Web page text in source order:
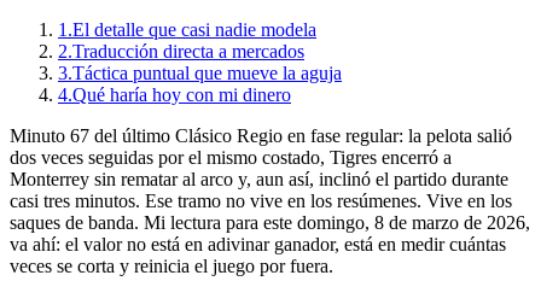
1.El detalle que casi nadie modela
2.Traducción directa a mercados
3.Táctica puntual que mueve la aguja
4.Qué haría hoy con mi dinero
Minuto 67 del último Clásico Regio en fase regular: la pelota salió
dos veces seguidas por el mismo costado, Tigres encerró a
Monterrey sin rematar al arco y, aun así, inclinó el partido durante
casi tres minutos. Ese tramo no vive en los resúmenes. Vive en los
saques de banda. Mi lectura para este domingo, 8 de marzo de 2026,
va ahí: el valor no está en adivinar ganador, está en medir cuántas
veces se corta y reinicia el juego por fuera.